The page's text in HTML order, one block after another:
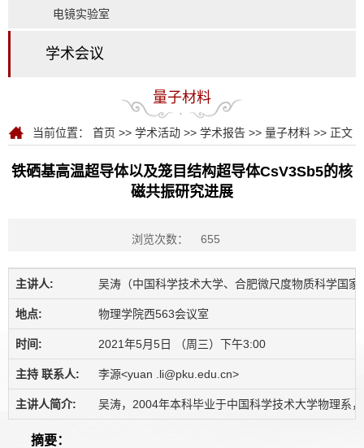
电镜实验室
学术会议
量子材料
当前位置： 首页 >> 学术活动 >> 学术报告 >> 量子材料 >> 正文
铁硒基高温超导体以及笼目结构超导体CsV3Sb5的核
磁共振研究进展
浏览次数： 655
主讲人: 吴涛（中国科学技术大学、合肥微尺度物质科学国家
地点: 物理学院西563会议室
时间: 2021年5月5日 （周三）下午3:00
主持 联系人: 李源<yuan .li@pku.edu.cn>
主讲人简介: 吴涛，2004年本科毕业于中国科学技术大学物理系
摘要：